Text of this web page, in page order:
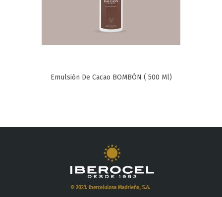
Emulsión De Cacao BOMBÓN ( 500 Ml)